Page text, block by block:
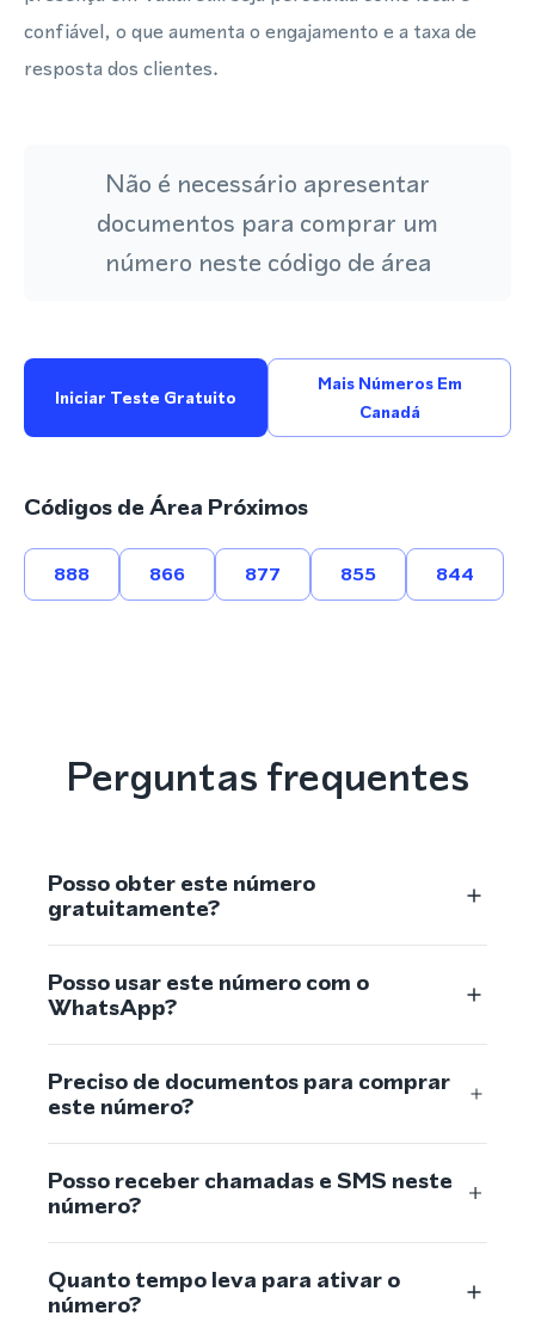
confiável, o que aumenta o engajamento e a taxa de
resposta dos clientes.
Não é necessário apresentar
documentos para comprar um
número neste código de área
Iniciar Teste Gratuito
Mais Números Em
Canadá
Códigos de Área Próximos
888 866 877 855 844
Perguntas frequentes
Posso obter este número
gratuitamente?
Posso usar este número com o
WhatsApp?
Preciso de documentos para comprar
este número?
Posso receber chamadas e SMS neste
número?
Quanto tempo leva para ativar o
número?